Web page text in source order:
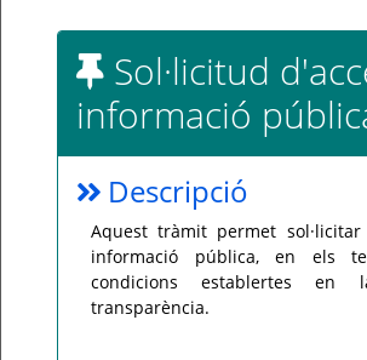
qualsevol
incidència,
Sol·licitud
informació
Descripció
Aquest tràmit permet
informació pública, en els
condicions establertes
transparència.